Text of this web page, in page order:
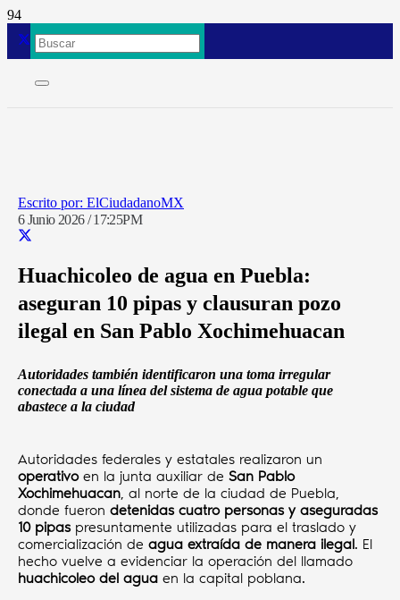
ElCiudadanoMX
6 Junio 2026 / 17:25PM
Huachicoleo de agua en Puebla:
aseguran 10 pipas y clausuran pozo
ilegal en San Pablo Xochimehuacan
Autoridades también identificaron una toma irregular
conectada a una línea del sistema de agua potable que
abastece a la ciudad
Autoridades federales y estatales realizaron un
operativo en la junta auxiliar de San Pablo
Xochimehuacan, al norte de la ciudad de Puebla,
donde fueron detenidas cuatro personas y aseguradas
10 pipaspresuntamente utilizadas para el traslado y
comercialización de agua extraída de manera ilegal. El
hecho vuelve a evidenciar la operación del llamado
huachicoleo del agua en la capital poblana.